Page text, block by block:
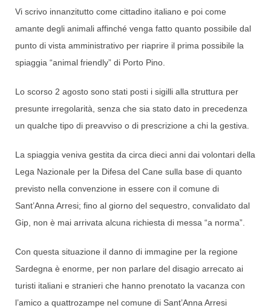
Vi scrivo innanzitutto come cittadino italiano e poi come
amante degli animali affinché venga fatto quanto possibile dal
punto di vista amministrativo per riaprire il prima possibile la
spiaggia “animal friendly” di Porto Pino.
Lo scorso 2 agosto sono stati posti i sigilli alla struttura per
presunte irregolarità, senza che sia stato dato in precedenza
un qualche tipo di preavviso o di prescrizione a chi la gestiva.
La spiaggia veniva gestita da circa dieci anni dai volontari della
Lega Nazionale per la Difesa del Cane sulla base di quanto
previsto nella convenzione in essere con il comune di
Sant’Anna Arresi; fino al giorno del sequestro, convalidato dal
Gip, non è mai arrivata alcuna richiesta di messa “a norma”.
Con questa situazione il danno di immagine per la regione
Sardegna è enorme, per non parlare del disagio arrecato ai
turisti italiani e stranieri che hanno prenotato la vacanza con
l’amico a quattrozampe nel comune di Sant’Anna Arresi